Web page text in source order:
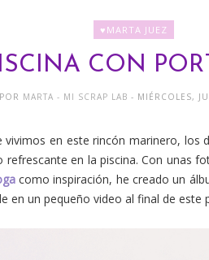
♥MARTA JUEZ
CON
POR MARTA - MI SCRAP LAB - MIÉRCOLES,
en este rincón marinero, los
en la piscina. Con unas
como inspiración, he creado un
en un pequeño video al final de este